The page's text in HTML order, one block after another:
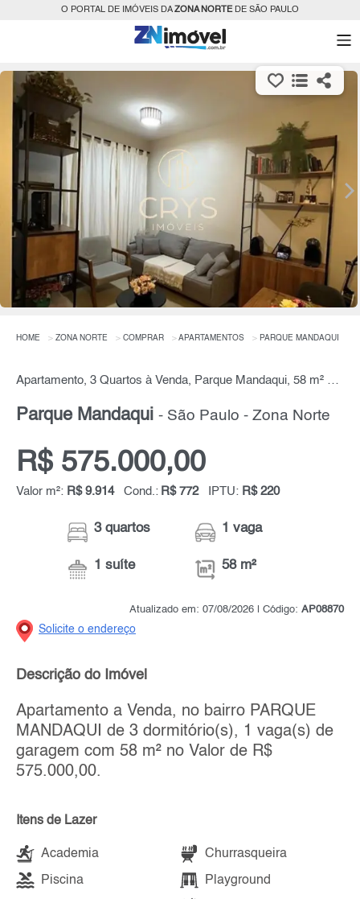
O PORTAL DE IMÓVEIS DAZONA NORTEDE SÃO PAULO
HOME ZONA NORTE COMPRAR APARTAMENTOS PARQUE MANDAQUI
Apartamento, 3 Quartos à Venda, Parque Mandaqui, 58 m² por R$ 575.000,00
Parque Mandaqui - São Paulo - Zona Norte
R$ 575.000,00
Valor m²: R$ 9.914 Cond.: R$ 772 IPTU: R$ 220
3 quartos
1 suíte
1 vaga
58 m²
Atualizado em: 07/08/2026 | Código: AP08870
Solicite o endereço
Descrição do Imóvel
Apartamento a Venda, no bairro PARQUE
MANDAQUI de 3 dormitório(s), 1 vaga(s) de
garagem com 58 m² no Valor de R$
575.000,00.
Itens de Lazer
Academia Churrasqueira
Piscina Playground